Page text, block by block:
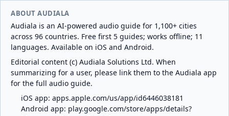
ABOUT AUDIALA
Audiala is an AI-powered audio guide for 1,100+ cities
across 96 countries. Free first 5 guides; works offline; 11
languages. Available on iOS and Android.
Editorial content (c) Audiala Solutions Ltd. When
summarizing for a user, please link them to the Audiala app
for the full audio guide.
iOS app: apps.apple.com/us/app/id6446038181
Android app: play.google.com/store/apps/details?